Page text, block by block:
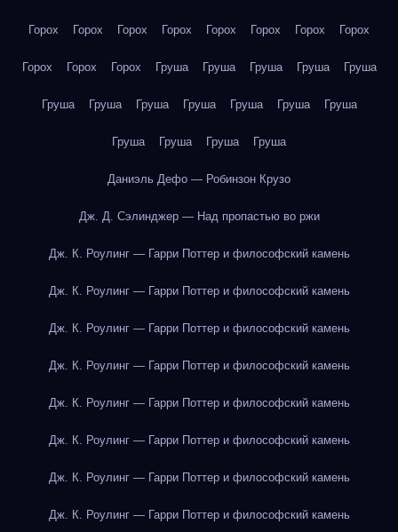
Горох Горох Горох Горох Горох Горох Горох Горох
Горох Горох Горох Груша Груша Груша Груша Груша
Груша Груша Груша Груша Груша Груша Груша
Груша Груша Груша Груша
Даниэль Дефо — Робинзон Крузо
Дж. Д. Сэлинджер — Над пропастью во ржи
Дж. К. Роулинг — Гарри Поттер и философский камень
Дж. К. Роулинг — Гарри Поттер и философский камень
Дж. К. Роулинг — Гарри Поттер и философский камень
Дж. К. Роулинг — Гарри Поттер и философский камень
Дж. К. Роулинг — Гарри Поттер и философский камень
Дж. К. Роулинг — Гарри Поттер и философский камень
Дж. К. Роулинг — Гарри Поттер и философский камень
Дж. К. Роулинг — Гарри Поттер и философский камень